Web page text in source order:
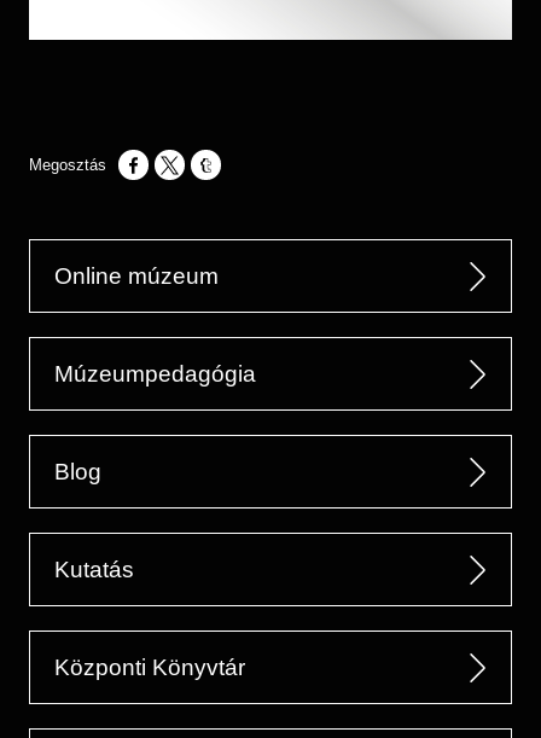
Opens in a new window
Opens in a new window
Opens in a new window
Online múzeum
Múzeumpedagógia
Blog
Kutatás
Központi Könyvtár